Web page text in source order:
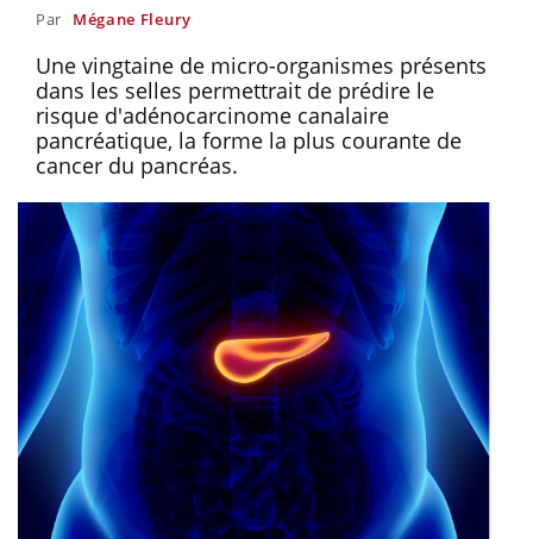
Par Mégane Fleury
Une vingtaine de micro-organismes présents
dans les selles permettrait de prédire le
risque d'adénocarcinome canalaire
pancréatique, la forme la plus courante de
cancer du pancréas.